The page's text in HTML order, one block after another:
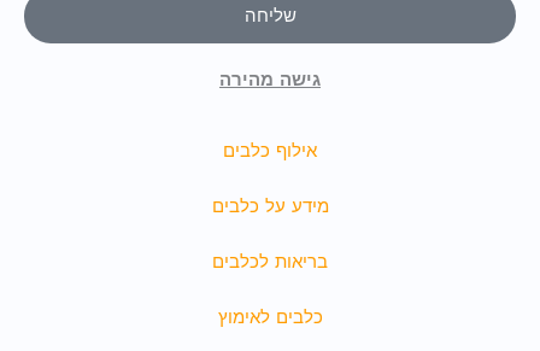
שליחה
גישה מהירה
אילוף כלבים
מידע על כלבים
בריאות לכלבים
כלבים לאימוץ